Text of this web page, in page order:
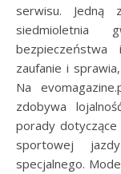
serwisu. Jedną
siedmioletnia
zaufanie i
Na
zdobywa
porady
sportowej
specjalnego.